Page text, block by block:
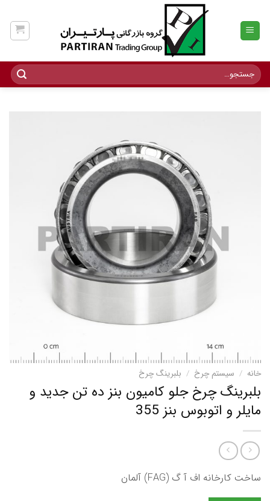
content
جستجو
برای:
خانه / سیستم چرخ / بلبرینگ چرخ
بلبرینگ چرخ جلو کامیون بنز ده تن جدید و
مایلر و اتوبوس بنز 355
ساخت کارخانه اف آ گ (FAG) آلمان